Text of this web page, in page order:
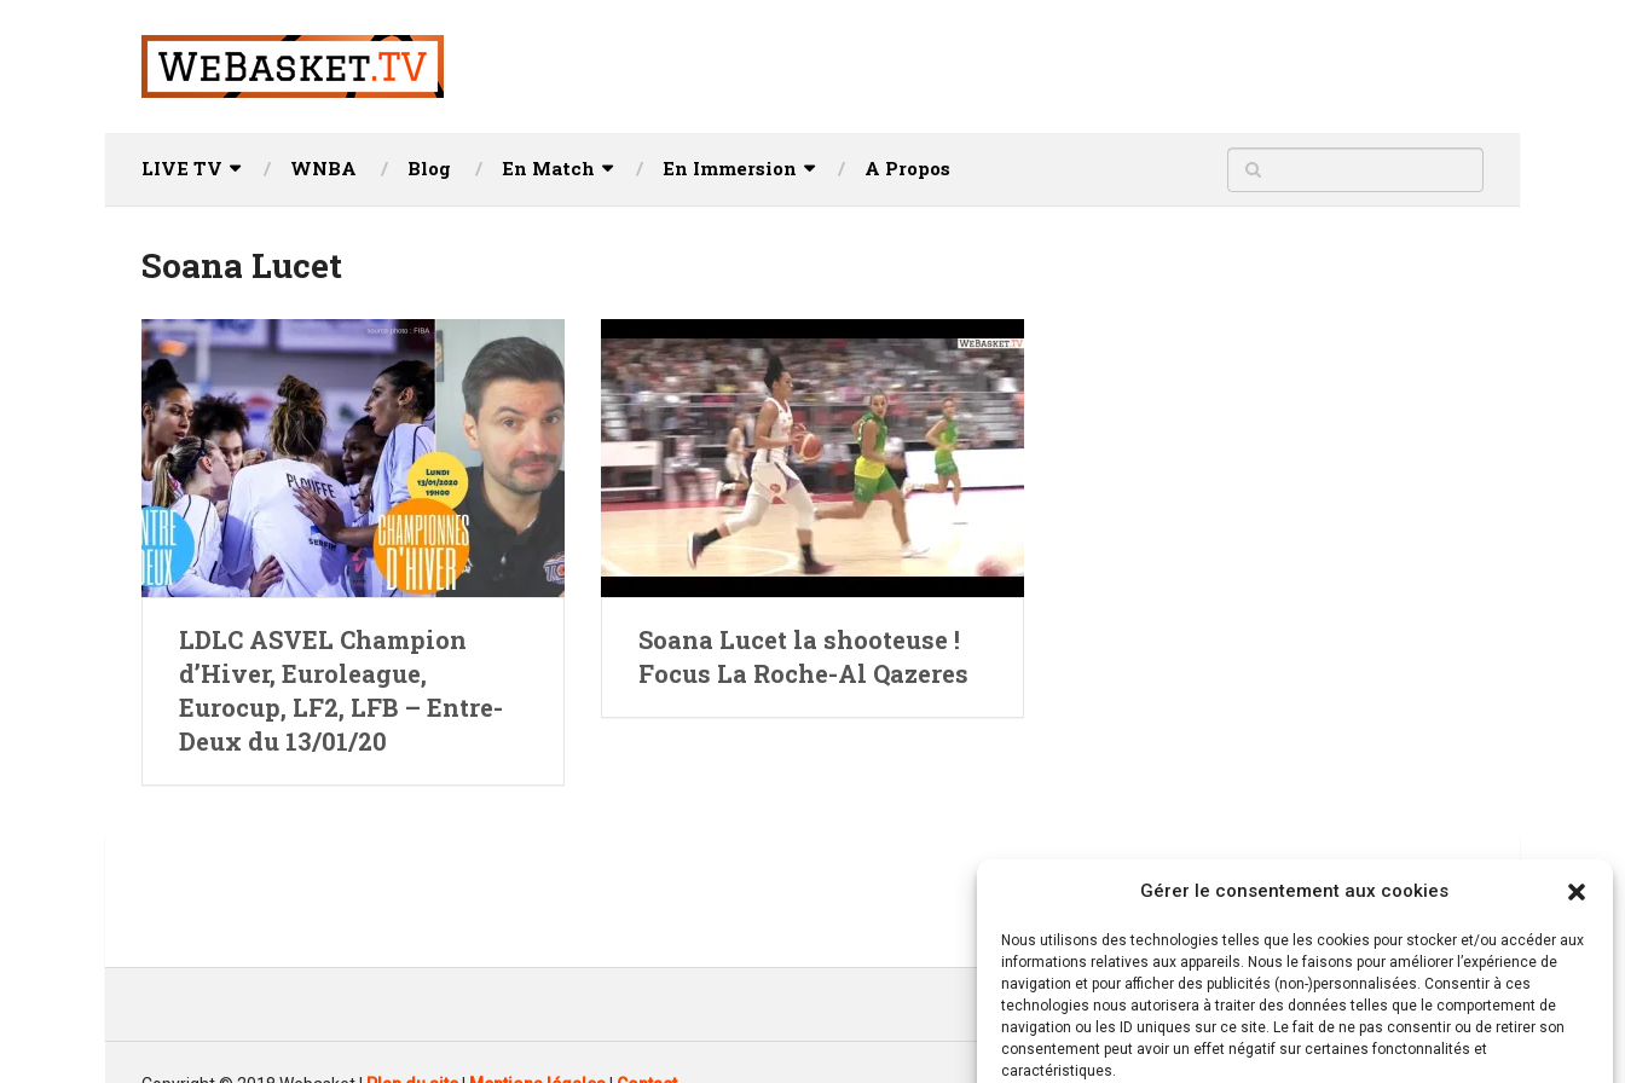
Gérer le consentement aux cookies
Nous utilisons des technologies telles que les cookies pour stocker et/ou accéder aux
informations relatives aux appareils. Nous le faisons pour améliorer l’expérience de
navigation et pour afficher des publicités (non-)personnalisées. Consentir à ces
technologies nous autorisera à traiter des données telles que le comportement de
navigation ou les ID uniques sur ce site. Le fait de ne pas consentir ou de retirer son
consentement peut avoir un effet négatif sur certaines fonctonnalités et
caractéristiques.
LIVE TV WNBA Blog En Match En Immersion A Propos
Soana Lucet
LDLC ASVEL Champion
d’Hiver, Euroleague,
Eurocup, LF2, LFB – Entre-
Deux du 13/01/20
Soana Lucet la shooteuse !
Focus La Roche-Al Qazeres